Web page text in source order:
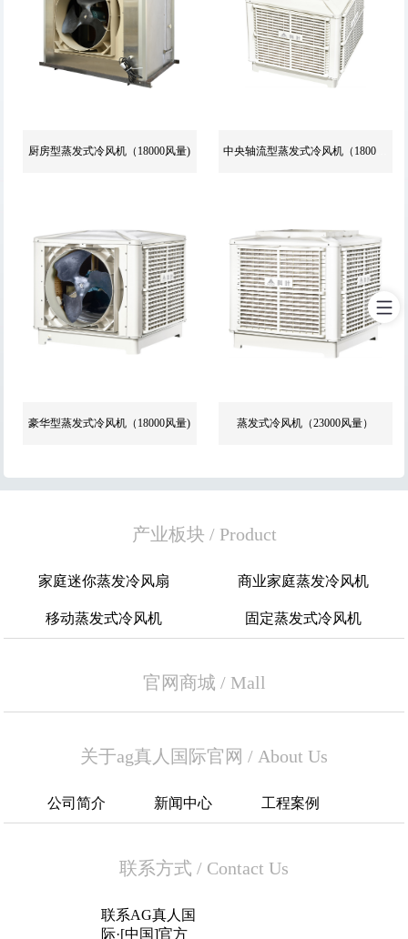
厨房型蒸发式冷风机（18000风量)
豪华型蒸发式冷风机（18000风量) 蒸发式冷风机（23000风量）
产业板块 / Product
家庭迷你蒸发冷风扇 商业家庭蒸发冷风机
移动蒸发式冷风机 固定蒸发式冷风机
官网商城 / Mall
关于ag真人国际官网 / About Us
公司简介 新闻中心 工程案例
联系方式 / Contact Us
联系AG真人国
际·[中国]官方